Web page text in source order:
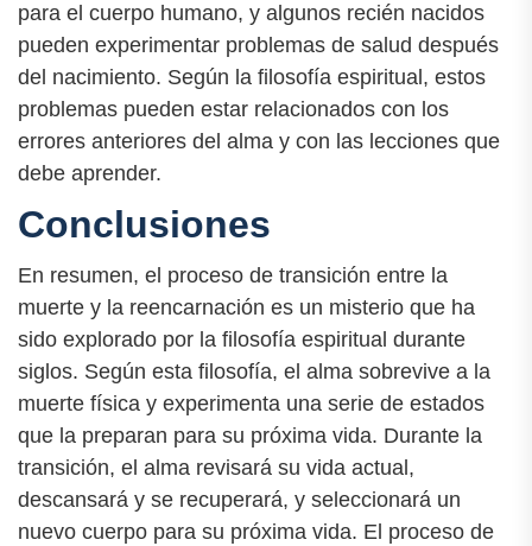
para el cuerpo humano, y algunos recién nacidos
pueden experimentar problemas de salud después
del nacimiento. Según la filosofía espiritual, estos
problemas pueden estar relacionados con los
errores anteriores del alma y con las lecciones que
debe aprender.
Conclusiones
En resumen, el proceso de transición entre la
muerte y la reencarnación es un misterio que ha
sido explorado por la filosofía espiritual durante
siglos. Según esta filosofía, el alma sobrevive a la
muerte física y experimenta una serie de estados
que la preparan para su próxima vida. Durante la
transición, el alma revisará su vida actual,
descansará y se recuperará, y seleccionará un
nuevo cuerpo para su próxima vida. El proceso de